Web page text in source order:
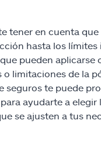
tener en cuenta que
hasta los límites
pueden aplicarse
o limitaciones de la
seguros te puede
ayudarte a elegir
se ajusten a tus